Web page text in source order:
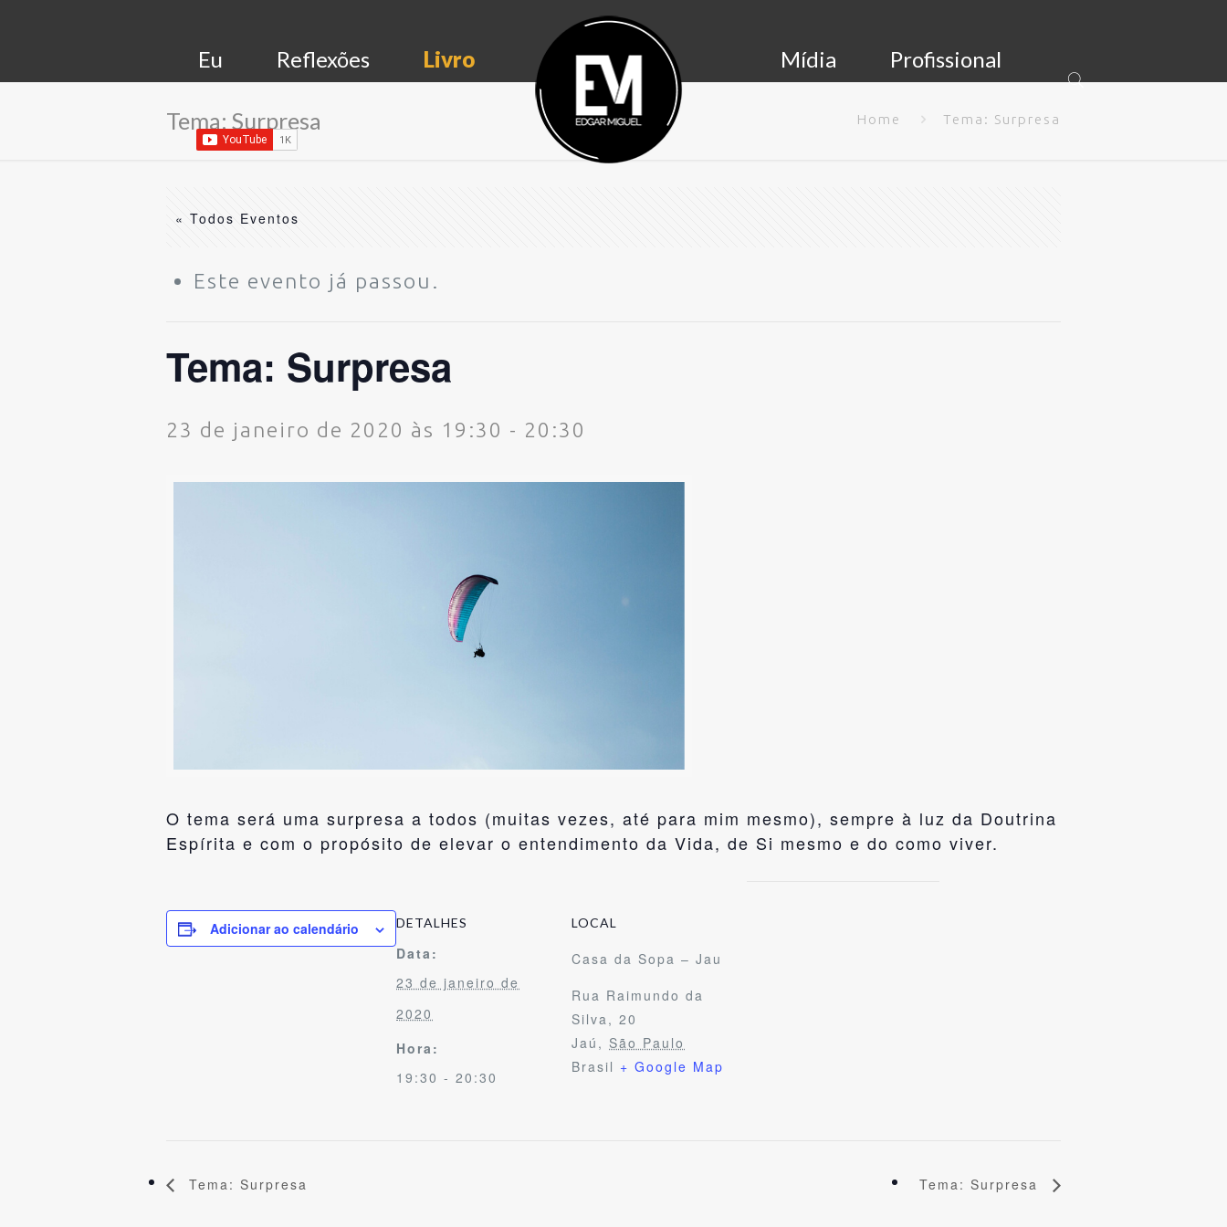
Eu Reflexões Livro Mídia Profissional
Tema: Surpresa Home Tema: Surpresa
« Todos Eventos
Este evento já passou.
Tema: Surpresa
23 de janeiro de 2020 às 19:30 - 20:30
O tema será uma surpresa a todos (muitas vezes, até para mim mesmo), sempre à luz da Doutrina
Espírita e com o propósito de elevar o entendimento da Vida, de Si mesmo e do como viver.
Adicionar ao calendário DETALHES
Data:
23 de janeiro de
2020
Hora:
19:30 - 20:30
LOCAL
Casa da Sopa – Jau
Rua Raimundo da
Silva, 20
Jaú , São Paulo
Brasil + Google Map
Tema: Surpresa Tema: Surpresa